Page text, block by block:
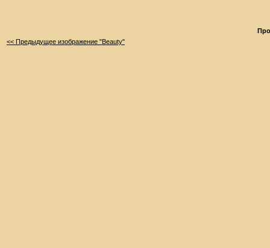
<< Предыдущее изображение "Beauty"